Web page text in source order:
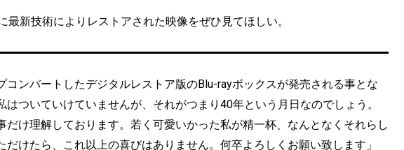
新技術によりレストアされた映像をぜひ見てほしい。
コンバートしたデジタルレストア版のBlu-rayボックスが発売される事とな
ついていけていませんが、それがつまり40年という月日なのでしょう。
だけ理解しております。若く可愛いかった私が精一杯、なんとなくそれらし
だけたら、これ以上の喜びはありません。何卒よろしくお願い致します」